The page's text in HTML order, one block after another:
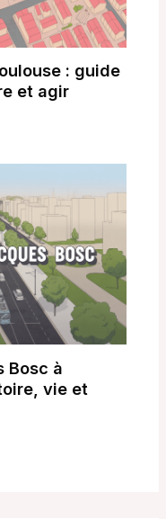
: guide
et agir
Bosc à
vie et